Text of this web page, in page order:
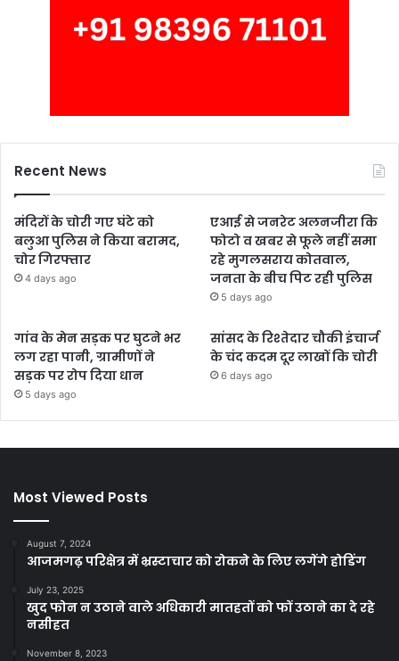
Recent News
मंदिरों के चोरी गए घंटे को
बलुआ पुलिस ने किया बरामद,
चोर गिरफ्तार
4 days ago
एआई से जनरेट अलनजीरा कि
फोटो व खबर से फूले नहीं समा
रहे मुगलसराय कोतवाल,
जनता के बीच पिट रही पुलिस
5 days ago
गांव के मेन सड़क पर घुटने भर
लग रहा पानी, ग्रामीणों ने
सड़क पर रोप दिया धान
5 days ago
सांसद के रिश्तेदार चौकी इंचार्ज
के चंद कदम दूर लाखों कि चोरी
6 days ago
Most Viewed Posts
August 7, 2024
आजमगढ़ परिक्षेत्र में भ्रस्टाचार को रोकने के लिए लगेंगे होडिंग
July 23, 2025
खुद फोन न उठाने वाले अधिकारी मातहतों को फों उठाने का दे रहे
नसीहत
November 8, 2023